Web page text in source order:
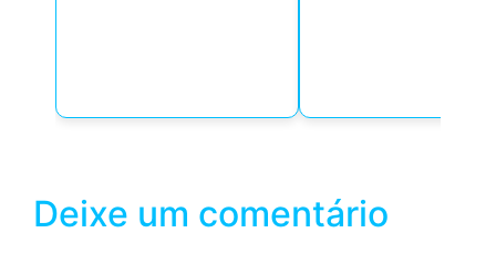
Deixe um comentário